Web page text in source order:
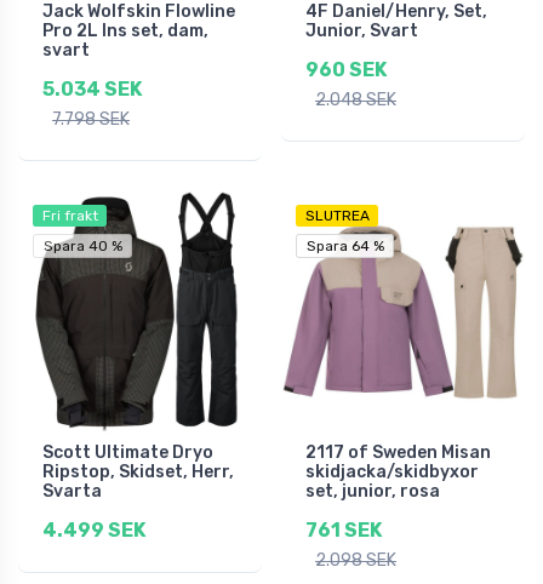
Jack Wolfskin Flowline
Pro 2L Ins set, dam,
svart
5.034 SEK
7.798 SEK
4F Daniel/Henry, Set,
Junior, Svart
960 SEK
2.048 SEK
Fri frakt
Spara 40 %
Scott Ultimate Dryo
Ripstop, Skidset, Herr,
Svarta
4.499 SEK
SLUTREA
Spara 64 %
Spara 64 %
2117 of Sweden Misan
skidjacka/skidbyxor
set, junior, rosa
761 SEK
2.098 SEK